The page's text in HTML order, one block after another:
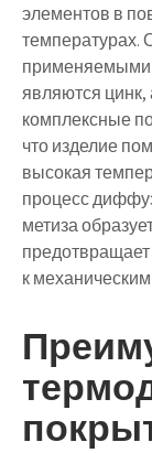
элементов в
температурах.
применяемыми
являются
комплексные
что изделие
высокая
процесс
метиза
к